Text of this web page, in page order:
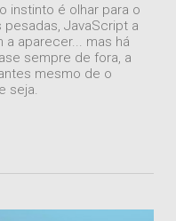
instinto é olhar para o
JavaScript a
aparecer... mas há
sempre de fora, a
mesmo de o
seja.